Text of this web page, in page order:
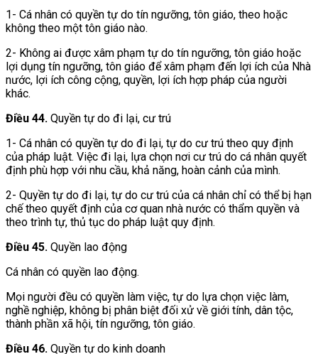
1- Cá nhân có quyền tự do tín ngưỡng, tôn giáo, theo hoặc
không theo một tôn giáo nào.
2- Không ai được xâm phạm tự do tín ngưỡng, tôn giáo hoặc
lợi dụng tín ngưỡng, tôn giáo để xâm phạm đến lợi ích của Nhà
nước, lợi ích công cộng, quyền, lợi ích hợp pháp của người
khác.
Điều 44. Quyền tự do đi lại, cư trú
1- Cá nhân có quyền tự do đi lại, tự do cư trú theo quy định
của pháp luật. Việc đi lại, lựa chọn nơi cư trú do cá nhân quyết
định phù hợp với nhu cầu, khả năng, hoàn cảnh của mình.
2- Quyền tự do đi lại, tự do cư trú của cá nhân chỉ có thể bị hạn
chế theo quyết định của cơ quan nhà nước có thẩm quyền và
theo trình tự, thủ tục do pháp luật quy định.
Điều 45. Quyền lao động
Cá nhân có quyền lao động.
Mọi người đều có quyền làm việc, tự do lựa chọn việc làm,
nghề nghiệp, không bị phân biệt đối xử về giới tính, dân tộc,
thành phần xã hội, tín ngưỡng, tôn giáo.
Điều 46. Quyền tự do kinh doanh